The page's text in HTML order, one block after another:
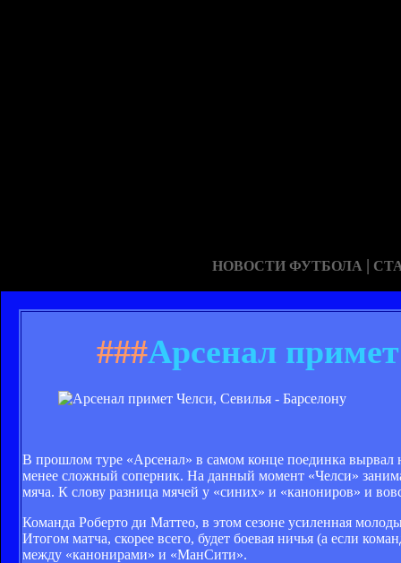
НОВОСТИ ФУТБОЛА |
###Арсенал
В прошлом туре «Арсенал» в самом конце поединка вырвал
менее сложный соперник. На данный момент «Челси»
мяча. К слову разница мячей у «синих» и «канониров» и
Команда Роберто ди Маттео, в этом сезоне усиленная
Итогом матча, скорее всего, будет боевая ничья (а если
между «канонирами» и «МанСити».